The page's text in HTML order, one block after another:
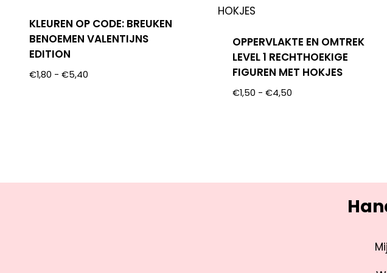
KLEUREN OP CODE: BREUKEN
BENOEMEN VALENTIJNS
EDITION
€1,80 - €5,40
OPPERVLAKTE EN OMTREK
LEVEL 1 RECHTHOEKIGE
FIGUREN MET HOKJES
€1,50 - €4,50